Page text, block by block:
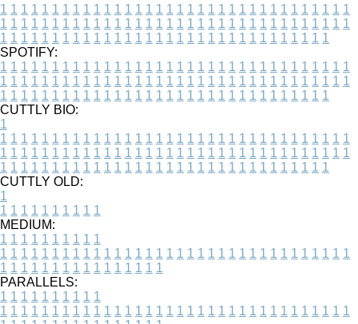
1 1 1 1 1 1 1 1 1 1 1 1 1 1 1 1 1 1 1 1 1 1 1 1 1 1 1 1 1 1 1 1 1 1
1 1 1 1 1 1 1 1 1 1 1 1 1 1 1 1 1 1 1 1 1 1 1 1 1 1 1 1 1 1 1 1 1 1
1 1 1 1 1 1 1 1 1 1 1 1 1 1 1 1 1 1 1 1 1 1 1 1 1 1 1 1 1 1 1 1
SPOTIFY:
1 1 1 1 1 1 1 1 1 1 1 1 1 1 1 1 1 1 1 1 1 1 1 1 1 1 1 1 1 1 1 1 1 1
1 1 1 1 1 1 1 1 1 1 1 1 1 1 1 1 1 1 1 1 1 1 1 1 1 1 1 1 1 1 1 1 1 1
1 1 1 1 1 1 1 1 1 1 1 1 1 1 1 1 1 1 1 1 1 1 1 1 1 1 1 1 1 1 1 1
CUTTLY BIO:
1
1 1 1 1 1 1 1 1 1 1 1 1 1 1 1 1 1 1 1 1 1 1 1 1 1 1 1 1 1 1 1 1 1 1
1 1 1 1 1 1 1 1 1 1 1 1 1 1 1 1 1 1 1 1 1 1 1 1 1 1 1 1 1 1 1 1 1 1
1 1 1 1 1 1 1 1 1 1 1 1 1 1 1 1 1 1 1 1 1 1 1 1 1 1 1 1 1 1 1 1
CUTTLY OLD:
1
1 1 1 1 1 1 1 1 1 1
MEDIUM:
1 1 1 1 1 1 1 1 1 1
1 1 1 1 1 1 1 1 1 1 1 1 1 1 1 1 1 1 1 1 1 1 1 1 1 1 1 1 1 1 1 1 1 1
1 1 1 1 1 1 1 1 1 1 1 1 1 1 1 1
PARALLELS:
1 1 1 1 1 1 1 1 1 1
1 1 1 1 1 1 1 1 1 1 1 1 1 1 1 1 1 1 1 1 1 1 1 1 1 1 1 1 1 1 1 1 1 1